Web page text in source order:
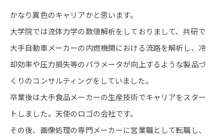
かなり異色のキャリアかと思います。
大学院では流体力学の数値解析をしておりまして、共研で
大手自動車メーカーの内燃機関における流路を解析し、冷
却効率や圧力損失等のパラメータが向上するような製品づ
くりのコンサルティングをしていました。
卒業後は大手食品メーカーの生産技術でキャリアをスター
トしました。天使のロゴの会社です。
その後、画像処理の専門メーカーに営業職として転職し、